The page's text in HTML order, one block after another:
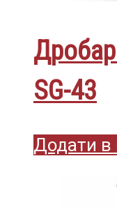
SG-43
Додати в